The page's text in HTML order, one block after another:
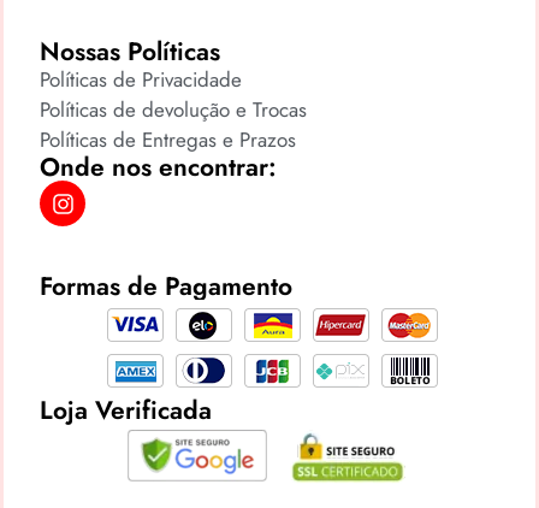
Nossas Políticas
Políticas de Privacidade
Políticas de devolução e Trocas
Políticas de Entregas e Prazos
Onde nos encontrar:
Formas de Pagamento
Loja Verificada